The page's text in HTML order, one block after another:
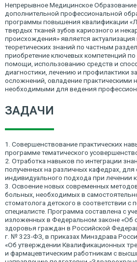
Непрерывное Медицинское
дополнительной профессиональной
программы повышения квалификации
твердых тканей зубов кариозного и
происхождения» является
теоретических знаний по частным
приобретение ключевых компетенций
помощи, использованию средств и
диагностики, лечению и профилактики
осложнений, овладение практическими
необходимыми для ведения
ЗАДАЧИ
1. Совершенствование практических
программе тематического
2. Отработка навыков по интеграции
полученных на различных кафедрах, для
индивидуального подхода при лечении
3. Освоение новых современных
больных, необходимых в
стоматолога детского в соответствии с
специалисте. Программа составлена с
изложенных в Федеральном законе «Об
здоровья граждан в Российской
г. № 323-ФЗ, в приказах Минздрава
«Об утверждении Квалификационных
и фармацевтическим работникам с